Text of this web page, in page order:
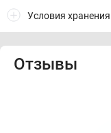
Условия хранения
Отзывы